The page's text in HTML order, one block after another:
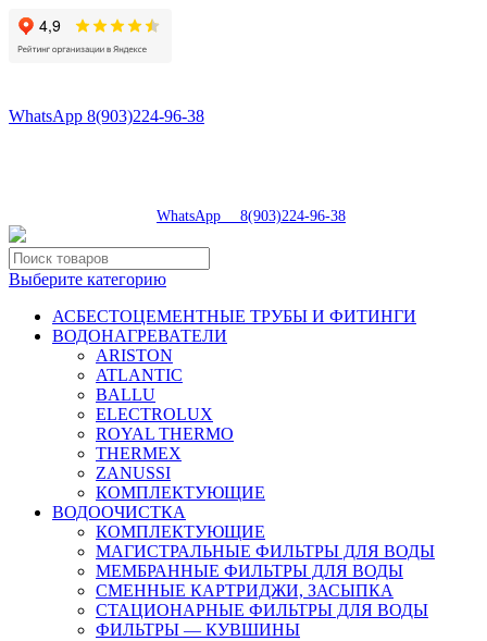
WhatsApp 8(903)224-96-38
WhatsApp 8(903)224-96-38
Выберите категорию
АСБЕСТОЦЕМЕНТНЫЕ ТРУБЫ И ФИТИНГИ
ВОДОНАГРЕВАТЕЛИ
ARISTON
ATLANTIC
BALLU
ELECTROLUX
ROYAL THERMO
THERMEX
ZANUSSI
КОМПЛЕКТУЮЩИЕ
ВОДООЧИСТКА
КОМПЛЕКТУЮЩИЕ
МАГИСТРАЛЬНЫЕ ФИЛЬТРЫ ДЛЯ ВОДЫ
МЕМБРАННЫЕ ФИЛЬТРЫ ДЛЯ ВОДЫ
СМЕННЫЕ КАРТРИДЖИ, ЗАСЫПКА
СТАЦИОНАРНЫЕ ФИЛЬТРЫ ДЛЯ ВОДЫ
ФИЛЬТРЫ — КУВШИНЫ